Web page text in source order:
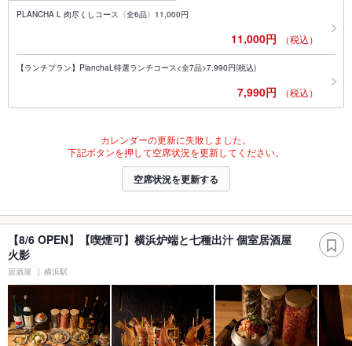
PLANCHA L 肉尽くしコース〈全6品〉11,000円
11,000円 （税込）
【ランチプラン】PlanchaL特選ランチコース<全7品>7,990円(税込)
7,990円 （税込）
カレンダーの更新に失敗しました。
下記ボタンを押して空席状況を更新してください。
空席状況を更新する
【8/6 OPEN】【喫煙可】横浜炉端と七種出汁 個室居酒屋
火影
居酒屋 横浜駅